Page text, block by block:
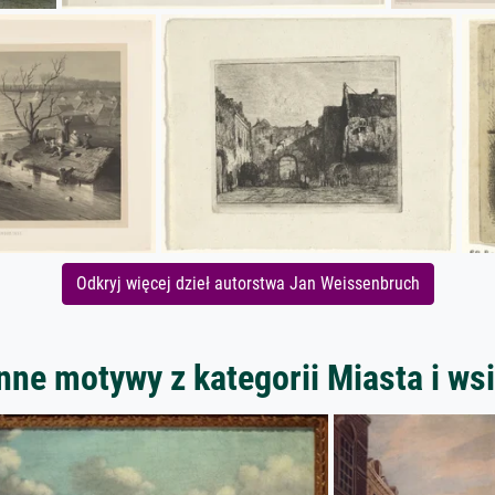
Odkryj więcej dzieł autorstwa Jan Weissenbruch
motywy z kategorii Miasta i